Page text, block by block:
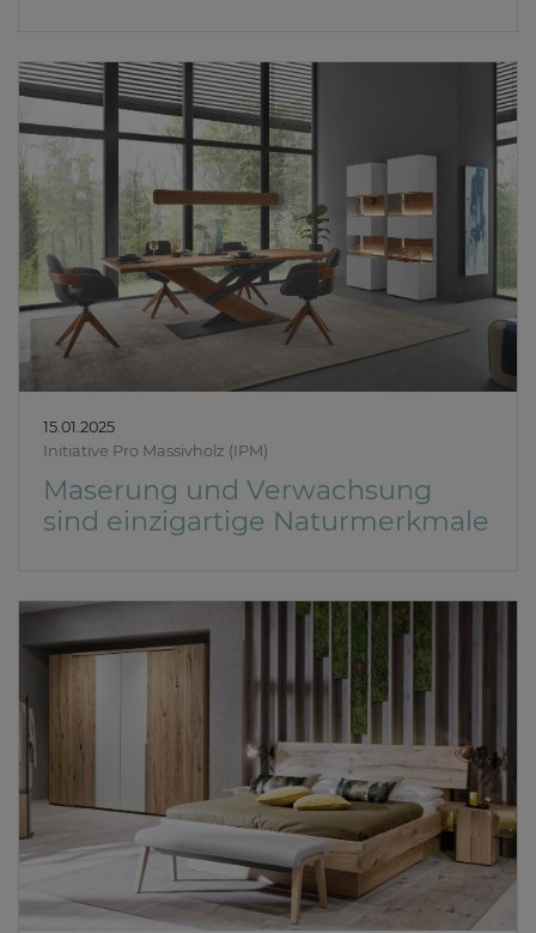
15.01.2025
Initiative Pro Massivholz (IPM)
Maserung und Verwachsung
sind einzigartige Naturmerkmale